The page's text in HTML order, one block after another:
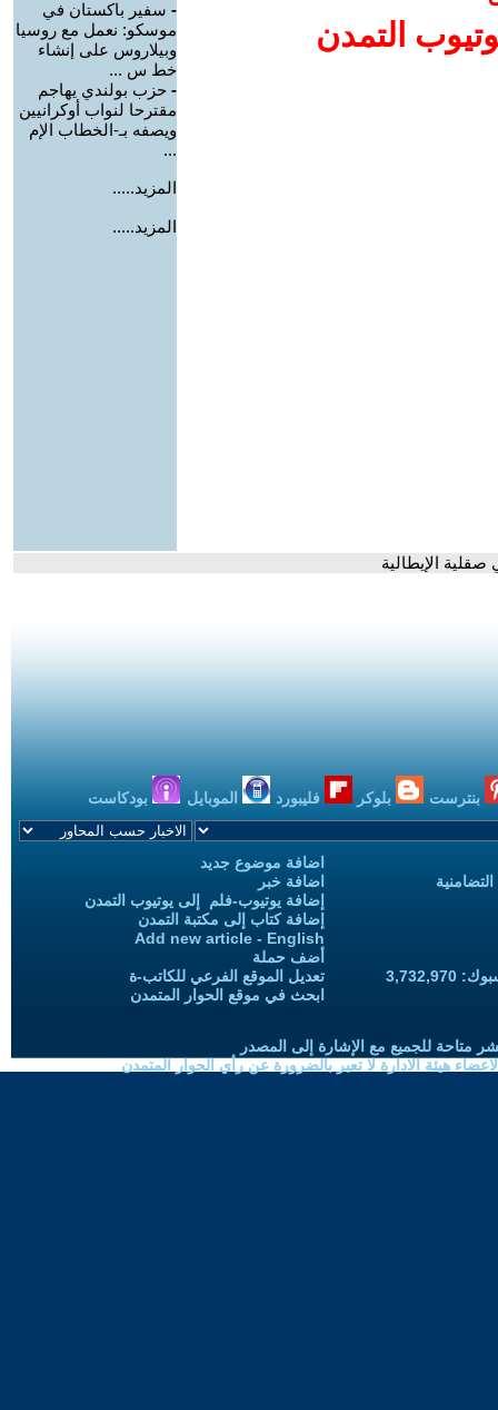
التمدن
- سفير باكستان في
موسكو: نعمل مع روسيا
وبيلاروس على إنشاء
خط س ...
- حزب بولندي يهاجم
مقترحا لنواب أوكرانيين
ويصفه بـ-الخطاب الإم
...
المزيد.....
المزيد.....
الإيطالية
بنترست بلوكر فليبورد الموبايل بودكاست
اضافة موضوع جديد
اضافة خبر
إضافة يوتيوب-فلم إلى يوتيوب التمدن
إضافة كتاب إلى مكتبة التمدن
Add new article - English
أضف حملة
تعديل الموقع الفرعي للكاتب-ة
ابحث في موقع الحوار المتمدن
متاحة للجميع مع الإشارة إلى المصدر
هيئة الادارة لا تعبر بالضرورة عن رأي الحوار المتمدن